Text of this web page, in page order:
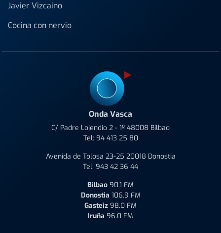
Javier Vizcaino
Cocina con nervio
Onda Vasca
C/ Padre Lojendio 2 - 1º 48008 Bilbao
Tel: 94 413 25 80
Avenida de Tolosa 23-25 20018 Donostia
Tel: 943 42 36 44
Bilbao 90.1 FM
Donostia 106.9 FM
Gasteiz 98.0 FM
Iruña 96.0 FM